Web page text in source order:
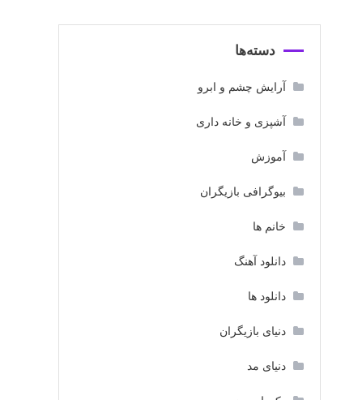
دسته‌ها
آرایش چشم و ابرو
آشپزی و خانه داری
آموزش
بیوگرافی بازیگران
خانم ها
دانلود آهنگ
دانلود ها
دنیای بازیگران
دنیای مد